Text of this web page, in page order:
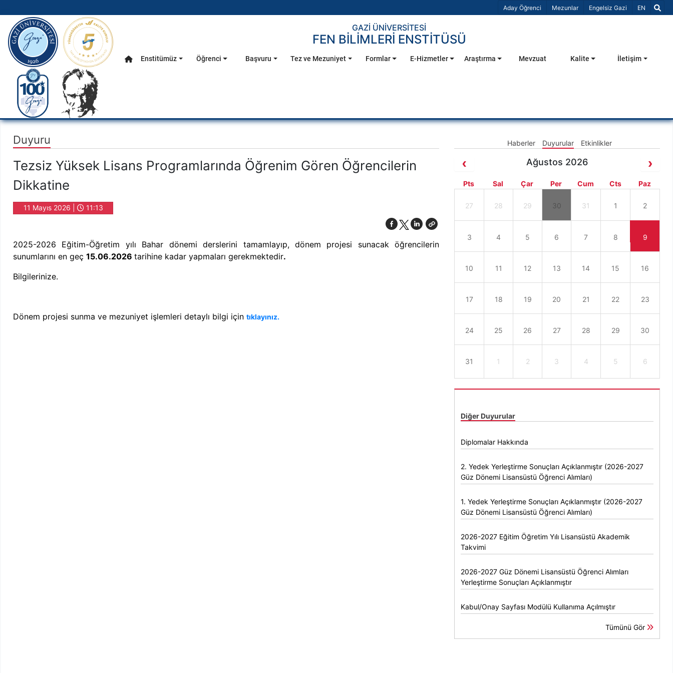
Aday Öğrenci Mezunlar Engelsiz Gazi Dil Seçiniz
EN
Ana Menü
gazi.edu.tr
GAZİ ÜNİVERSİTESİ
FEN BİLİMLERİ ENSTİTÜSÜ
Anasayfa
Enstitümüz Öğrenci Başvuru Tez ve Mezuniyet Formlar E-Hizmetler Araştırma Mevzuat Kalite İletişim
Duyuru Haberler Duyurular Etkinlikler
Tezsiz Yüksek Lisans Programlarında Öğrenim Gören Öğrencilerin
Dikkatine
11 Mayıs 2026 | 11:13
2025-2026 Eğitim-Öğretim yılı Bahar dönemi derslerini tamamlayıp, dönem projesi sunacak öğrencilerin
sunumlarını en geç 15.06.2026 tarihine kadar yapmaları gerekmektedir.
Bilgilerinize.
Dönem projesi sunma ve mezuniyet işlemleri detaylı bilgi için tıklayınız.
Ağustos 2026
Pts Sal Çar Per Cum Cts Paz
27 28 29 30 31 1 2
3 4 5 6 7 8 9
10 11 12 13 14 15 16
17 18 19 20 21 22 23
24 25 26 27 28 29 30
31 1 2 3 4 5 6
Diğer Duyurular
Diplomalar Hakkında
2. Yedek Yerleştirme Sonuçları Açıklanmıştır (2026-2027
Güz Dönemi Lisansüstü Öğrenci Alımları)
1. Yedek Yerleştirme Sonuçları Açıklanmıştır (2026-2027
Güz Dönemi Lisansüstü Öğrenci Alımları)
2026-2027 Eğitim Öğretim Yılı Lisansüstü Akademik
Takvimi
2026-2027 Güz Dönemi Lisansüstü Öğrenci Alımları
Yerleştirme Sonuçları Açıklanmıştır
Kabul/Onay Sayfası Modülü Kullanıma Açılmıştır
Tümünü Gör